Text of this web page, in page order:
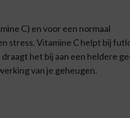
C) en voor een normaal
stress. Vitamine C helpt bij
het bij aan een heldere
van je geheugen.